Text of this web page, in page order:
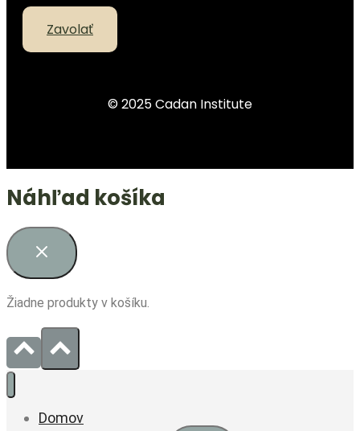
Zavolať
© 2025 Cadan Institute
Náhľad košíka
Žiadne produkty v košíku.
Domov